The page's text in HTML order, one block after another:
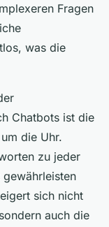
Fragen
was die
Chatbots ist die
die Uhr.
zu jeder
sich nicht
auch die